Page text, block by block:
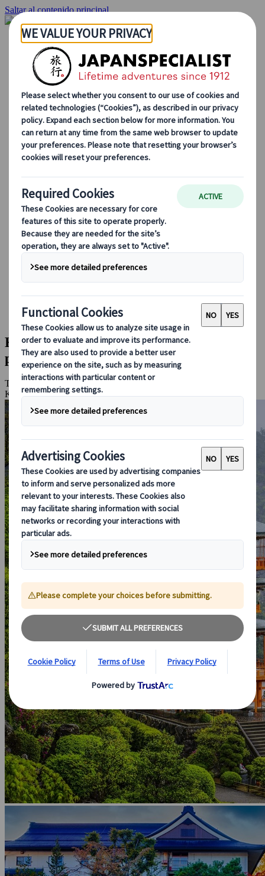
Saltar al contenido principal
Inicio
Viajes
Viajes a medida
Viajes de autor
Fly & Drive
Circuitos organizados
Excursiones
Tours de grupo a medida
Japan Rail Pass
Cómo trabajamos
Sobre nosotros
Nuestro equipo
Blog
Consejos de viaje para cada temporada
Destinos destacados
Perspectivas culturales
Experiencias gastronómicas
Recorre Japón en tren
Preguntas frecuentes
Información práctica
Etiqueta en Japón
Conducir en Japón
Reservar con nosotros
Japan Rail Pass
Alojamiento
Asesoramiento virtual
Kumano Kodo en otoño: ruta de
peregrinación de Japón
Tokio, Kamakura, Hakone, Kioto, Uji, Ise, Shima, Toba,
Kushimoto, Nachi Katsuura, Monte Koya, Nara, Osaka